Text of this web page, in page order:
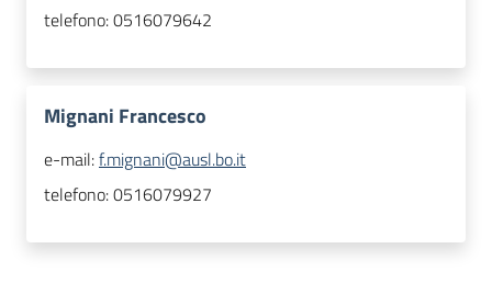
telefono:0516079642
Mignani Francesco
e-mail:f.mignani@ausl.bo.it
telefono:0516079927